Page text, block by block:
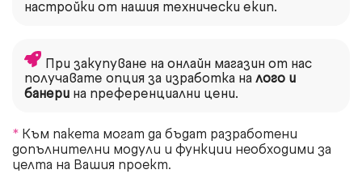
настройки от нашия технически екип.
При закупуване на онлайн магазин от нас
получавате опция за изработка на лого и
банери на преференциални цени.
* Към пакета могат да бъдат разработени
допълнителни модули и функции необходими за
целта на Вашия проект.